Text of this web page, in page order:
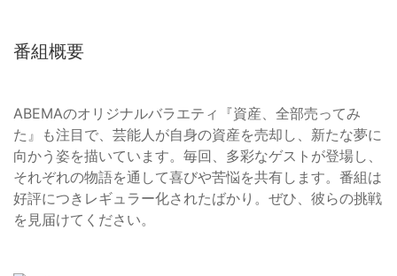
番組概要
ABEMAのオリジナルバラエティ『資産、全部売ってみ
た』も注目で、芸能人が自身の資産を売却し、新たな夢に
向かう姿を描いています。毎回、多彩なゲストが登場し、
それぞれの物語を通して喜びや苦悩を共有します。番組は
好評につきレギュラー化されたばかり。ぜひ、彼らの挑戦
を見届けてください。